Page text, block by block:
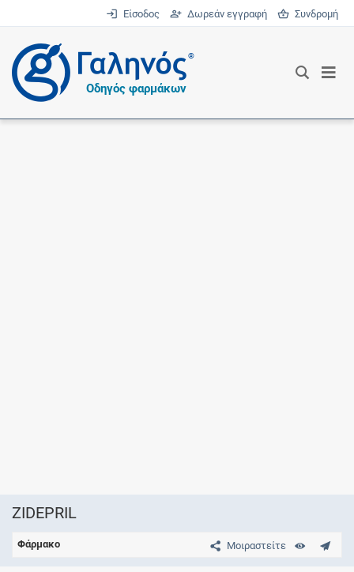
Είσοδος Δωρεάν εγγραφή Συνδρομή
®
Οδηγός φαρμάκων
ZIDEPRIL
Μοιραστείτε
Φάρμακο